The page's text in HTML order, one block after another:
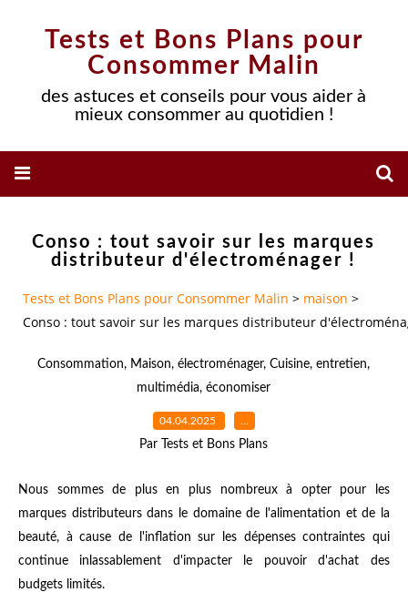
Tests et Bons Plans pour
Consommer Malin
des astuces et conseils pour vous aider à
mieux consommer au quotidien !
Conso : tout savoir sur les marques
distributeur d'électroménager !
Tests et Bons Plans pour Consommer Malin > maison >
Conso : tout savoir sur les marques distributeur
Consommation, Maison,électroménager,Cuisine,entretien,
multimédia,économiser
04.04.2025 …
Par Tests et Bons Plans
Nous sommes de plus en plus nombreux à opter pour les
marques distributeurs dans le domaine de l'alimentation et de la
beauté, à cause de l'inflation sur les dépenses contraintes qui
continue inlassablement d'impacter le pouvoir d'achat des
budgets limités.